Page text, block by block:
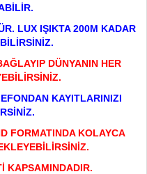
LUX IŞIKTA 200M KADAR
DÜNYANIN HER
KAYITLARINIZI
FORMATINDA KOLAYCA
KAPSAMINDADIR.